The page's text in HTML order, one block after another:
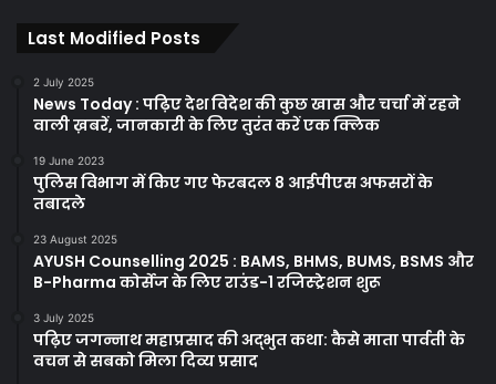
Last Modified Posts
2 July 2025
News Today : पढ़िए देश विदेश की कुछ खास और चर्चा में रहने
वाली ख़बरें, जानकारी के लिए तुरंत करें एक क्लिक
19 June 2023
पुलिस विभाग में किए गए फेरबदल 8 आईपीएस अफसरों के
तबादले
23 August 2025
AYUSH Counselling 2025 : BAMS, BHMS, BUMS, BSMS और
B-Pharma कोर्सेज के लिए राउंड-1 रजिस्ट्रेशन शुरू
3 July 2025
पढ़िए जगन्नाथ महाप्रसाद की अद्भुत कथा: कैसे माता पार्वती के
वचन से सबको मिला दिव्य प्रसाद